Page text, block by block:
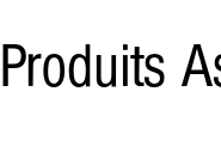
Produits